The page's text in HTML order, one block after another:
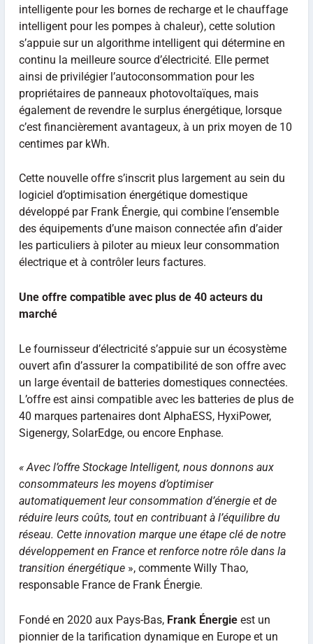
intelligente pour les bornes de recharge et le chauffage
intelligent pour les pompes à chaleur), cette solution
s’appuie sur un algorithme intelligent qui détermine en
continu la meilleure source d’électricité. Elle permet
ainsi de privilégier l’autoconsommation pour les
propriétaires de panneaux photovoltaïques, mais
également de revendre le surplus énergétique, lorsque
c’est financièrement avantageux, à un prix moyen de 10
centimes par kWh.
Cette nouvelle offre s’inscrit plus largement au sein du
logiciel d’optimisation énergétique domestique
développé par Frank Énergie, qui combine l’ensemble
des équipements d’une maison connectée afin d’aider
les particuliers à piloter au mieux leur consommation
électrique et à contrôler leurs factures.
Une offre compatible avec plus de 40 acteurs du
marché
Le fournisseur d’électricité s’appuie sur un écosystème
ouvert afin d’assurer la compatibilité de son offre avec
un large éventail de batteries domestiques connectées.
L’offre est ainsi compatible avec les batteries de plus de
40 marques partenaires dont AlphaESS, HyxiPower,
Sigenergy, SolarEdge, ou encore Enphase.
« Avec l’offre Stockage Intelligent, nous donnons aux
consommateurs les moyens d’optimiser
automatiquement leur consommation d’énergie et de
réduire leurs coûts, tout en contribuant à l’équilibre du
réseau. Cette innovation marque une étape clé de notre
développement en France et renforce notre rôle dans la
transition énergétique », commente Willy Thao,
responsable France de Frank Énergie.
Fondé en 2020 aux Pays-Bas, Frank Énergieest un
pionnier de la tarification dynamique en Europe et un